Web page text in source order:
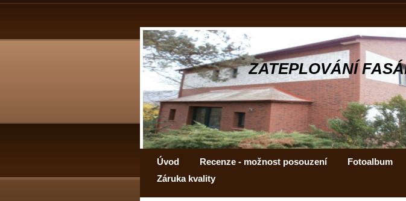
ZATEPLOVÁNÍ
Úvod Recenze - možnost posouzení Fotoalbum
Záruka kvality